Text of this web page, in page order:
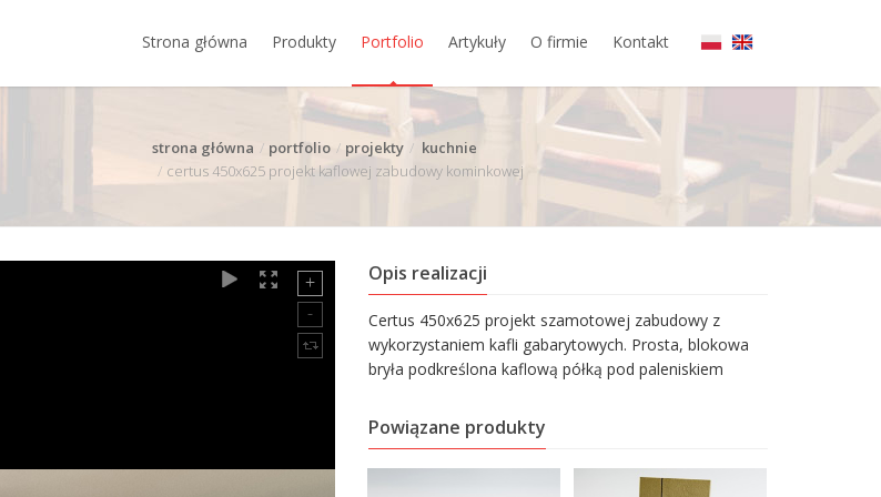
Strona główna Produkty Portfolio Artykuły O firmie Kontakt
strona główna portfolio projekty
kuchnie
certus 450x625 projekt kaflowej zabudowy kominkowej
Opis realizacji
Certus 450x625 projekt szamotowej zabudowy z
wykorzystaniem kafli gabarytowych. Prosta, blokowa
bryła podkreślona kaflową półką pod paleniskiem
Powiązane produkty